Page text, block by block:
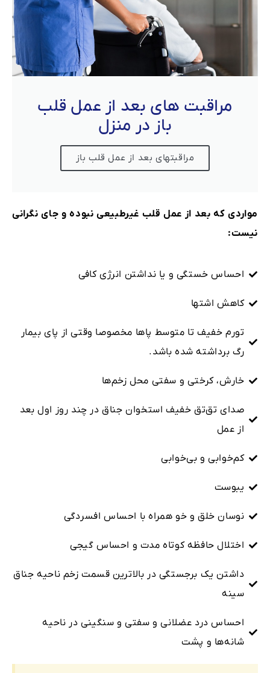
مراقبت های بعد از عمل قلب
باز در منزل
مراقبتهای بعد از عمل قلب باز
مواردیکه بعد از عمل قلب غیرطبیعی نبوده و جای نگرانی
نیست:
احساس خستگی و یا نداشتن انرژی کافی
کاهش اشتها
تورم خفیف تا متوسط پاها مخصوصا وقتی از پای بیمار
رگ برداشته شده باشد.
خارش، کرختی و سفتی محل زخم‌ها
صدای تق‌تق خفیف استخوان جناق در چند روز اول بعد
از عمل
کم‌خوابی و بی‌خوابی
یبوست
نوسان خلق و خو همراه با احساس افسردگی
اختلال حافظه کوتاه مدت و احساس گیجی
داشتن یک برجستگی در بالاترین قسمت زخم ناحیه جناق
سینه
احساس درد عضلانی و سفتی و سنگینی در ناحیه
شانه‌ها و پشت